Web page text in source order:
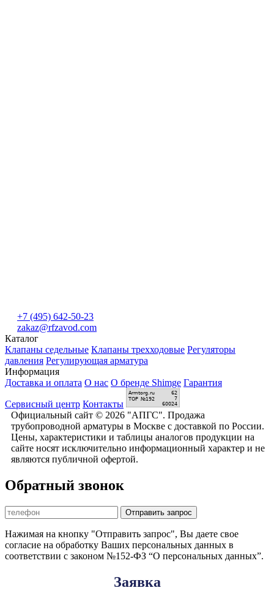
+7 (495) 642-50-23
zakaz@rfzavod.com
Каталог
Клапаны седельные Клапаны трехходовые Регуляторы
давления Регулирующая арматура
Информация
Доставка и оплата О нас О бренде Shimge Гарантия
Сервисный центр Контакты
Официальный сайт © 2026 "АПГС". Продажа
трубопроводной арматуры в Москве с доставкой по России.
Цены, характеристики и таблицы аналогов продукции на
сайте носят исключительно информационный характер и не
являются публичной офертой.
Обратный звонок
Отправить запрос
Нажимая на кнопку "Отправить запрос", Вы даете свое
согласие на обработку Ваших персональных данных в
соответствии с законом №152-ФЗ “О персональных данных”.
Заявка